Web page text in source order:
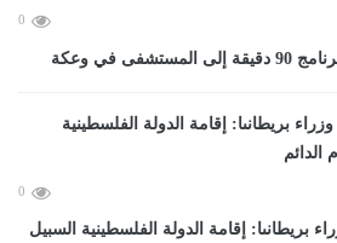
0
في وعكة
0
بريطانىا: إقامة الدولة الفلسطينية السبيل